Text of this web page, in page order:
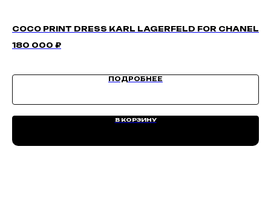
COCO PRINT DRESS KARL LAGERFELD FOR CHANEL
180 000 ₽
ПОДРОБНЕЕ
В КОРЗИНУ